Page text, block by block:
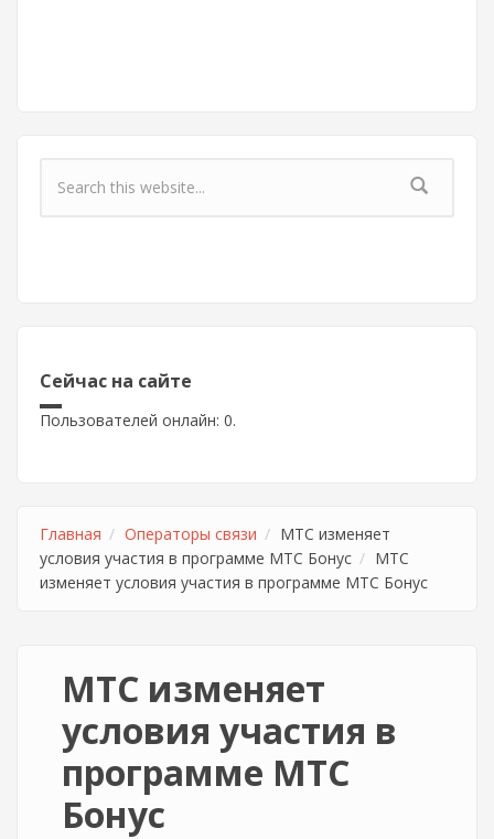
Форма поиска
Сейчас на сайте
Пользователей онлайн: 0.
Главная Операторы связи
МТС изменяет
условия участия в программе МТС Бонус
МТС
изменяет условия участия в программе МТС Бонус
МТС изменяет
условия участия в
программе МТС
Бонус